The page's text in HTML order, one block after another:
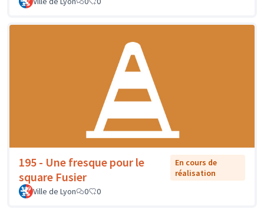
195 - Une fresque pour le
square Fusier
En cours de
réalisation
Ville de Lyon
0 0